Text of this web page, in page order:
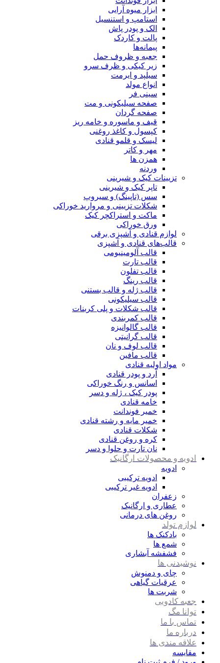
ابزار میوه آرایی
استامپ و استنسیل
الک و پودر پاش
پالت و کاردک
پیمانه‌ها
جعبه و ظروف حمل
زیر کیکی و ظرف سرو
سیلپد و ایرمت
انواع مولد
سینی فر
صفحه سیلیکونی و مت
صفحه گردان
قیف و ماسوره و خامه ریز
کپسول و کاغذ روغنی
لیسک و قلمو قنادی
مهر و کاتر
همزن ها
وردنه
تزیینات کیک و شیرینی
تاپر کیک و شیرینی
سس (تاپینگ) و سیروپ
شکلات تزیینی و مروارید خوراکی
ماکت و استراکچر کیک
ورق خوراکی
لوازم قنادی و آشپزی برقی
قالب‌های قنادی و آشپزی
قالب آلومینیومی
قالب تارت
قالب تفلون
قالب رینگ
قالب ژله و قالب بستنی
قالب سیلیکونی
قالب شکلات و پلی کربنات
قالب کمربندی
قالب گالوانیزه
قالب گرانیتی
قالب لوف و نان
قالب مافین
مواد اولیه قنادی
آرد و پودر قنادی
اسانس و رنگ خوراکی
پودر کیک ، ژله و دسر
خامه قنادی
خمیر فوندانت
خمیر مایه و رشته قنادی
شکلات قنادی
کره و روغن قنادی
نان تارت و حلوا و دسر
ادویه و محصولات ارگانیک
ادویه
ادویه ترکیبی
ادویه غیر ترکیبی
زعفران
عطاری و ارگانیک
روغن های درمانی
لوازم تولد
بادکنک ها
شمع ها
فشفشه آبشاری
نوشیدنی ها
چای و دمنوش
عرقیات گیاهی
شربت ها
جعبه کادویی
توانا مگ
تماس با ما
درباره ما
علاقه مندی ها
مقایسه